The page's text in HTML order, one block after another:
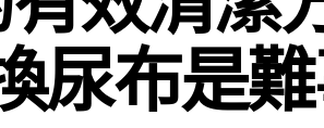
尿布是難